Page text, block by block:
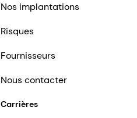
Nos implantations
Risques
Fournisseurs
Nous contacter
Carrières